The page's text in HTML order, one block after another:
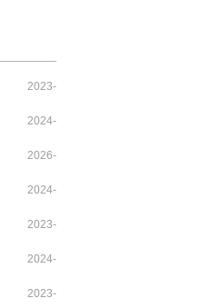
2023-
07-03
2024-
02-22
2026-
06-16
2024-
03-30
2023-
10-02
2024-
05-26
2023-